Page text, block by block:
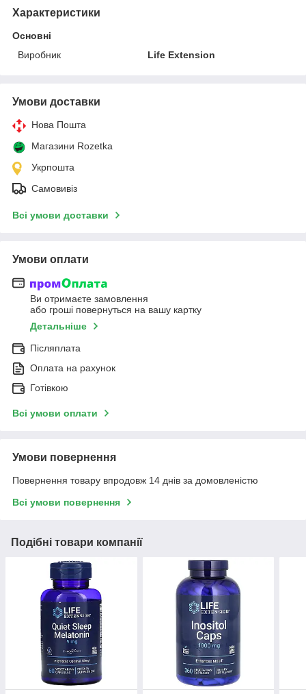
Характеристики
Основні
Виробник
Life Extension
Умови доставки
Нова Пошта
Магазини Rozetka
Укрпошта
Самовивіз
Всі умови доставки
Умови оплати
Ви отримаєте замовлення
або гроші повернуться на вашу картку
Детальніше
Післяплата
Оплата на рахунок
Готівкою
Всі умови оплати
Умови повернення
Повернення товару впродовж 14 днів за домовленістю
Всі умови повернення
Подібні товари компанії